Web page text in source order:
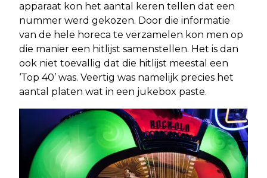
apparaat kon het aantal keren tellen dat een
nummer werd gekozen. Door die informatie
van de hele horeca te verzamelen kon men op
die manier een hitlijst samenstellen. Het is dan
ook niet toevallig dat die hitlijst meestal een
‘Top 40’ was. Veertig was namelijk precies het
aantal platen wat in een jukebox paste.